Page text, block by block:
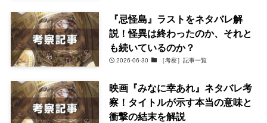
『忌怪島』ラストをネタバレ解
説！怪異は終わったのか、それと
も続いているのか？
2026-06-30 ［考察］記事一覧
映画『みなに幸あれ』ネタバレ考
察！タイトルが示す本当の意味と
衝撃の結末を解説